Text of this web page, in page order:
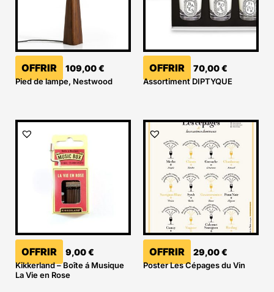
OFFRIR 109,00€
Pied de lampe, Nestwood
OFFRIR 70,00€
Assortiment DIPTYQUE
OFFRIR 9,00€
Kikkerland – Boîte á Musique
La Vie en Rose
OFFRIR 29,00€
Poster Les Cépages du Vin